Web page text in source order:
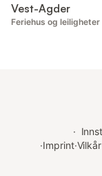
Vest-Agder
Feriehus og leiligheter
·
·Imprint·Vilkår